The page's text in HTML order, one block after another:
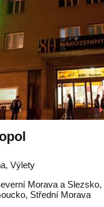
Výlety
Morava a Slezsko,
, Střední Morava